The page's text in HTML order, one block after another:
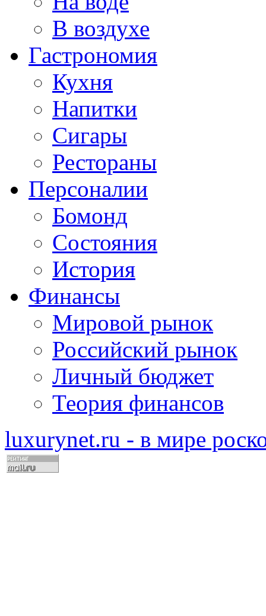
В воздухе
Гастрономия
Кухня
Напитки
Сигары
Рестораны
Персоналии
Бомонд
Состояния
История
Финансы
Мировой рынок
Российский рынок
Личный бюджет
Теория финансов
luxurynet.ru - в мире